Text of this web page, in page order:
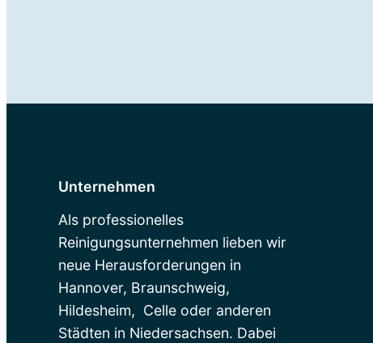
Unternehmen
Als professionelles
Reinigungsunternehmen lieben wir
neue Herausforderungen in
Hannover, Braunschweig,
Hildesheim, Celle oder anderen
Städten in Niedersachsen. Dabei